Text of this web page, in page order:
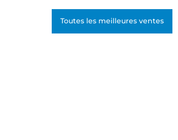
papa toute les 45 sec. (12 à
18gr de sucre par barbe)...
Toutes les meilleures ventes